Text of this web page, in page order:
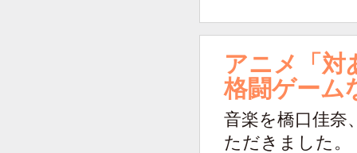
アニメ「対
格闘ゲーム
音楽を橋口佳奈
ただきました。